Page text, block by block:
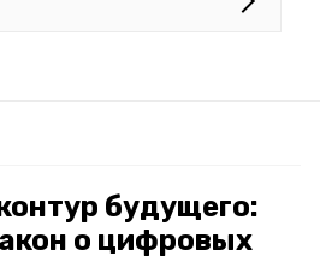
будущего:
о цифровых